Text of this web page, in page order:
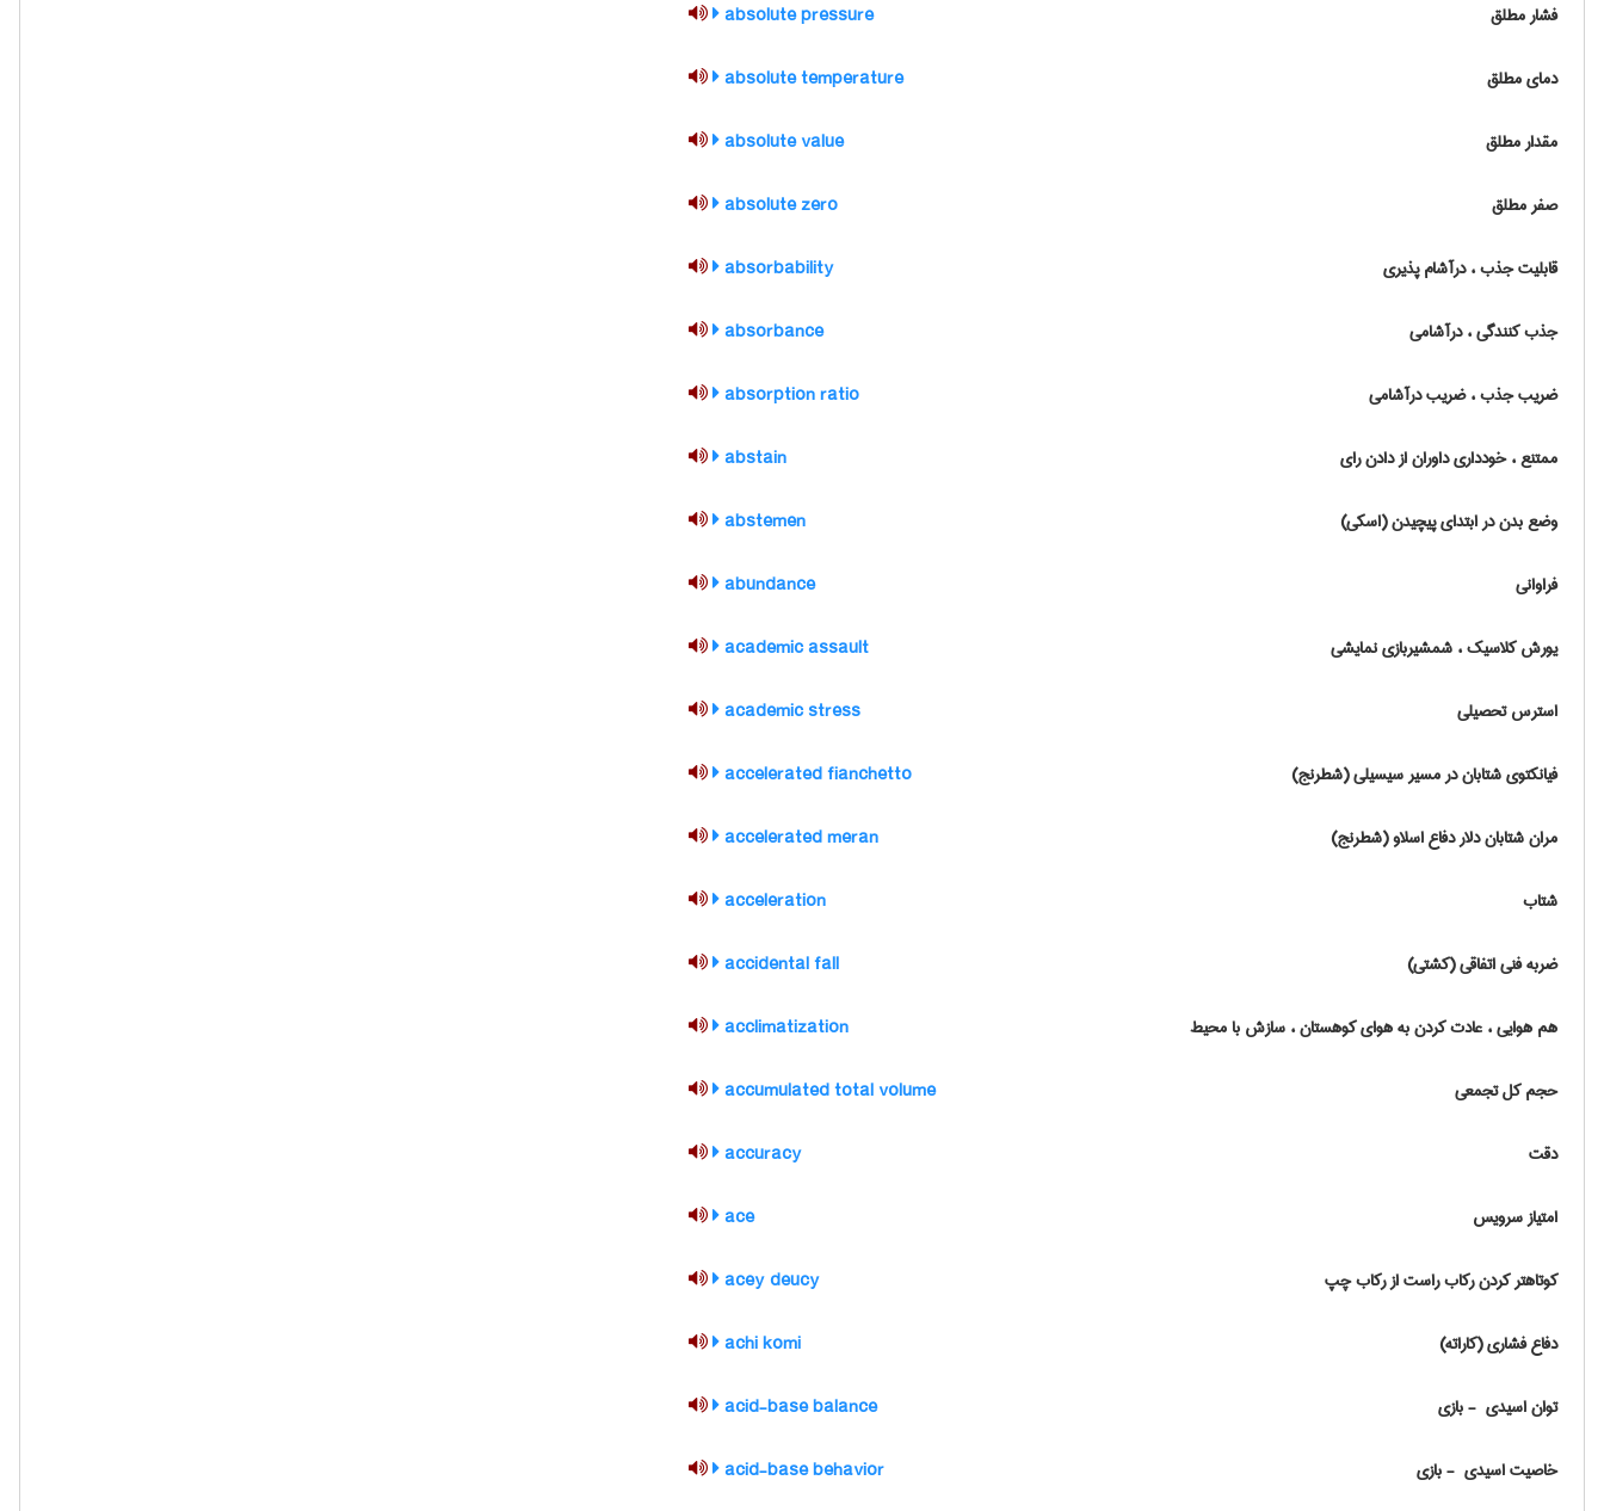
فشار مطلق absolute pressure
دمای مطلق absolute temperature
مقدار مطلق absolute value
صفر مطلق absolute zero
قابلیت جذب ، درآشام پذیری absorbability
جذب کنندگی ، درآشامی absorbance
ضریب جذب ، ضریب درآشامی absorption ratio
ممتنع ، خودداری داوران از دادن رای abstain
وضع بدن در ابتدای پیچیدن (اسکی) abstemen
فراوانی abundance
یورش کلاسیک ، شمشیربازی نمایشی academic assault
استرس تحصیلی academic stress
فیانکتوی شتابان در مسیر سیسیلی (شطرنج) accelerated fianchetto
مران شتابان دلار دفاع اسلاو (شطرنج) accelerated meran
شتاب acceleration
ضربه فنی اتفاقی (کشتی) accidental fall
هم هوایی ، عادت کردن به هوای کوهستان ، سازش با محیط acclimatization
حجم کل تجمعی accumulated total volume
دقت accuracy
امتیاز سرویس ace
کوتاهتر کردن رکاب راست از رکاب چپ acey deucy
دفاع فشاری (کاراته) achi komi
توان اسیدی ‎ - بازی acid-base balance
خاصیت اسیدی ‎ - بازی acid-base behavior